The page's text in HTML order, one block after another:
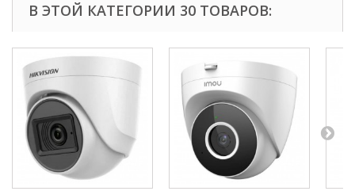
В ЭТОЙ КАТЕГОРИИ 30 ТОВАРОВ: